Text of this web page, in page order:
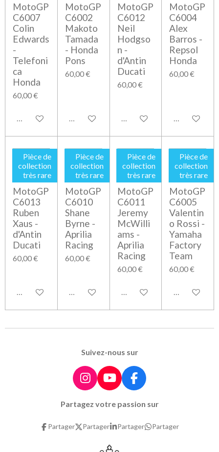
MotoGP
C6007
Colin
Edwards
-
Telefoni
ca
Honda
60,00 €
Ajouter au panier
MotoGP
C6002
Makoto
Tamada
- Honda
Pons
60,00 €
Ajouter au panier
MotoGP
C6012
Neil
Hodgso
n -
d'Antin
Ducati
60,00 €
Ajouter au panier
MotoGP
C6004
Alex
Barros -
Repsol
Honda
60,00 €
Ajouter au
Pièce de
collection
très rare
MotoGP
C6013
Ruben
Xaus -
d'Antin
Ducati
60,00 €
Ajouter au panier
Pièce de
collection
très rare
MotoGP
C6010
Shane
Byrne -
Aprilia
Racing
60,00 €
Ajouter au panier
Pièce de
collection
très rare
MotoGP
C6011
Jeremy
McWilli
ams -
Aprilia
Racing
60,00 €
Ajouter au panier
Pièce de
collection
très rare
MotoGP
C6005
Valentin
o Rossi -
Yamaha
Factory
Team
60,00 €
Ajouter au
Suivez-nous sur
I
s
a
Y
u
u
b
F
c
b
Partagez votre passion sur
Partager Partager Partager Partager